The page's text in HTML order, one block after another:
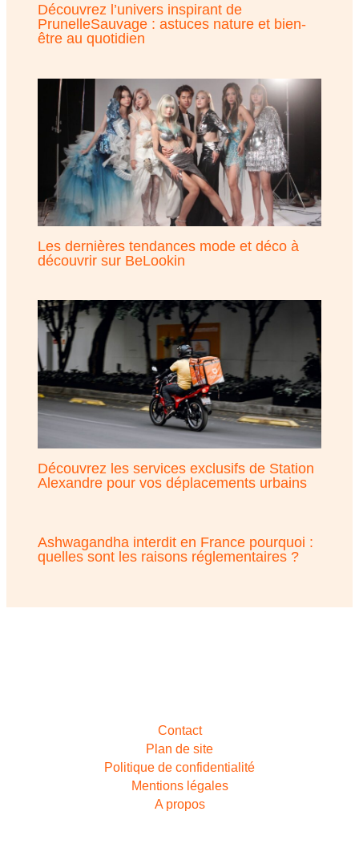
Découvrez l’univers inspirant de
PrunelleSauvage : astuces nature et bien-
être au quotidien
Les dernières tendances mode et déco à
découvrir sur BeLookin
Découvrez les services exclusifs de Station
Alexandre pour vos déplacements urbains
Ashwagandha interdit en France pourquoi :
quelles sont les raisons réglementaires ?
Contact
Plan de site
Politique de confidentialité
Mentions légales
A propos